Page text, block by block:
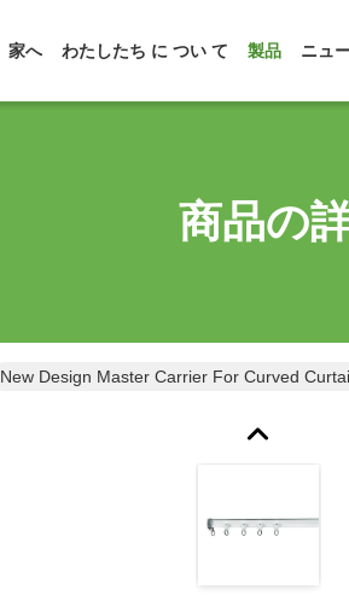
家へ わたしたち に つい て 製品 ニュ
商品の
New Design Master Carrier For Curved